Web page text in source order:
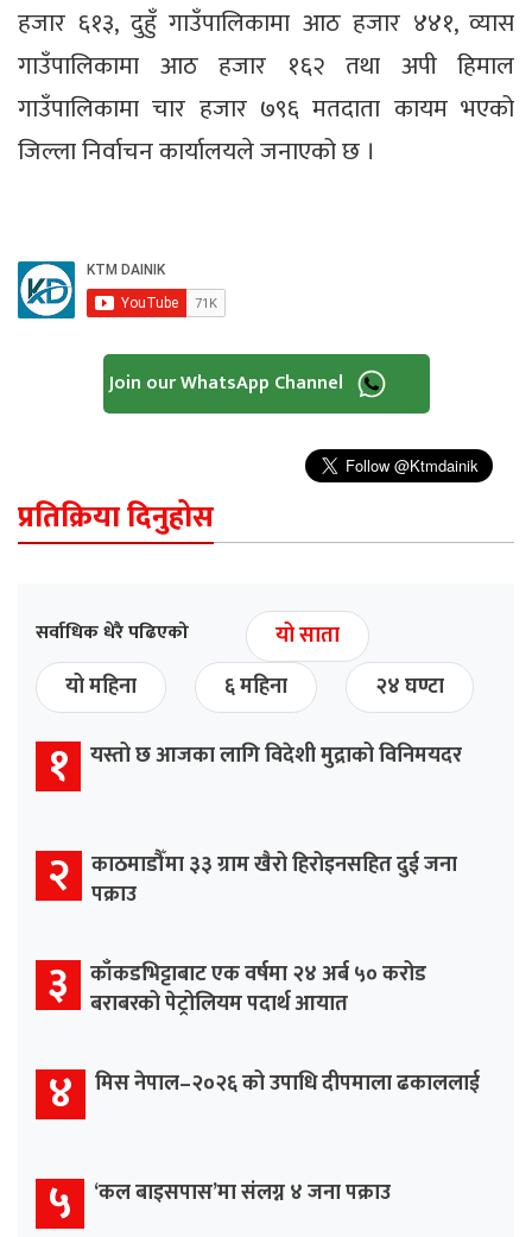
हजार ६१३, दुहुँ गाउँपालिकामा आठ हजार ४४१, व्यास
गाउँपालिकामा आठ हजार १६२ तथा अपी हिमाल
गाउँपालिकामा चार हजार ७९६ मतदाता कायम भएको
जिल्ला निर्वाचन कार्यालयले जनाएको छ ।
Join our WhatsApp Channel
प्रतिक्रिया दिनुहोस
सर्वाधिक धेरै पढिएको
यो साता
यो महिना
६ महिना २४ घण्टा
१ यस्तो छ आजका लागि विदेशी मुद्राको विनिमयदर
२ काठमाडौँमा ३३ ग्राम खैरो हिरोइनसहित दुई जना
पक्राउ
३ काँकडभिट्टाबाट एक वर्षमा २४ अर्ब ५० करोड
बराबरको पेट्रोलियम पदार्थ आयात
४ मिस नेपाल–२०२६ को उपाधि दीपमाला ढकाललाई
५ ‘कल बाइसपास’मा संलग्न ४ जना पक्राउ